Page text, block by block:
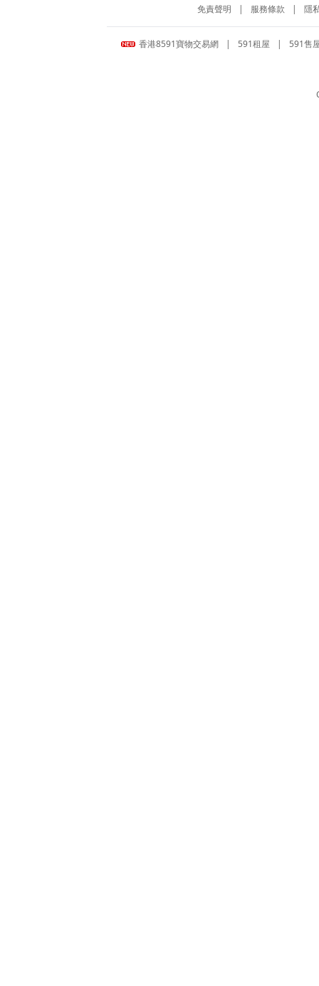
免責聲明 | 服務條款 | 隱
香港8591寶物交易網 | 591租屋 | 591售